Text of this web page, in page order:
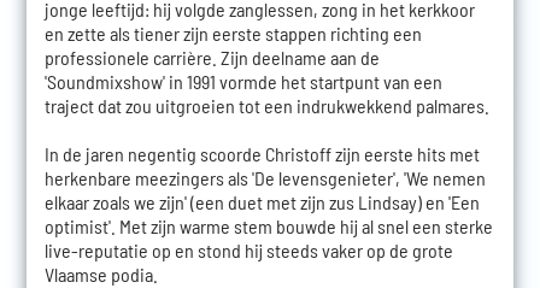
jonge leeftijd: hij volgde zanglessen, zong in het kerkkoor
en zette als tiener zijn eerste stappen richting een
professionele carrière. Zijn deelname aan de
'Soundmixshow' in 1991 vormde het startpunt van een
traject dat zou uitgroeien tot een indrukwekkend palmares.
In de jaren negentig scoorde Christoff zijn eerste hits met
herkenbare meezingers als 'De levensgenieter', 'We nemen
elkaar zoals we zijn' (een duet met zijn zus Lindsay) en 'Een
optimist'. Met zijn warme stem bouwde hij al snel een sterke
live-reputatie op en stond hij steeds vaker op de grote
Vlaamse podia.